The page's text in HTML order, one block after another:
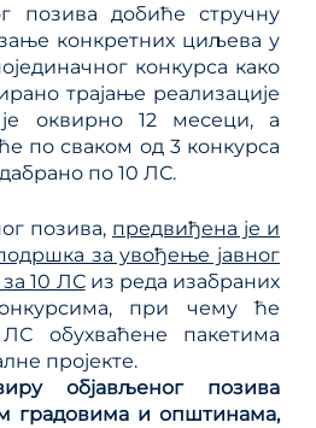
позива добиће стручну
конкретних циљева у
конкурса како
трајање реализације
оквирно 12 месеци, а
по сваком од 3 конкурса
по 10 ЛС.
позива, предвиђена је и
за увођење јавног
за 10 ЛСиз реда изабраних
при чему ће
обухваћене пакетима
пројекте.
објављеног позива
градовима и општинама,